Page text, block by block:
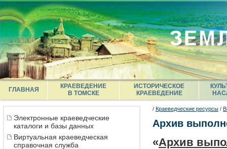
ГЛАВНАЯ
КРАЕВЕДЕНИЕ
В ТОМСКЕ
ИСТОРИЧЕСКОЕ
КРАЕВЕДЕНИЕ
Электронные краеведческие
каталоги и базы данных
Виртуальная краеведческая
справочная служба
/ Краеведческие ресурсы /
Архив
«Архив